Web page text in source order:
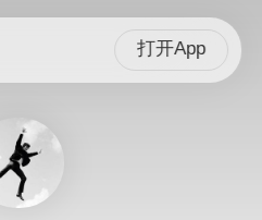
打开App